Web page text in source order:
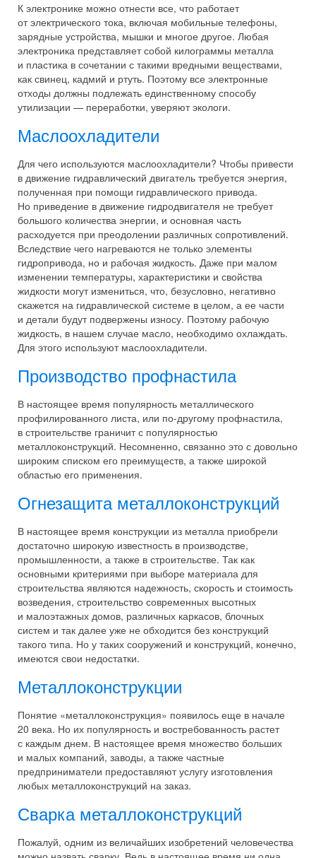
К электронике можно отнести все, что работает
от электрического тока, включая мобильные телефоны,
зарядные устройства, мышки и многое другое. Любая
электроника представляет собой килограммы металла
и пластика в сочетании с такими вредными веществами,
как свинец, кадмий и ртуть. Поэтому все электронные
отходы должны подлежать единственному способу
утилизации — переработки, уверяют экологи.
Маслоохладители
Для чего используются маслоохладители? Чтобы привести
в движение гидравлический двигатель требуется энергия,
полученная при помощи гидравлического привода.
Но приведение в движение гидродвигателя не требует
большого количества энергии, и основная часть
расходуется при преодолении различных сопротивлений.
Вследствие чего нагреваются не только элементы
гидропривода, но и рабочая жидкость. Даже при малом
изменении температуры, характеристики и свойства
жидкости могут измениться, что, безусловно, негативно
скажется на гидравлической системе в целом, а ее части
и детали будут подвержены износу. Поэтому рабочую
жидкость, в нашем случае масло, необходимо охлаждать.
Для этого используют маслоохладители.
Производство профнастила
В настоящее время популярность металлического
профилированного листа, или по-другому профнастила,
в строительстве граничит с популярностью
металлоконструкций. Несомненно, связанно это с довольно
широким списком его преимуществ, а также широкой
областью его применения.
Огнезащита металлоконструкций
В настоящее время конструкции из металла приобрели
достаточно широкую известность в производстве,
промышленности, а также в строительстве. Так как
основными критериями при выборе материала для
строительства являются надежность, скорость и стоимость
возведения, строительство современных высотных
и малоэтажных домов, различных каркасов, блочных
систем и так далее уже не обходится без конструкций
такого типа. Но у таких сооружений и конструкций, конечно,
имеются свои недостатки.
Металлоконструкции
Понятие «металлоконструкция» появилось еще в начале
20 века. Но их популярность и востребованность растет
с каждым днем. В настоящее время множество больших
и малых компаний, заводы, а также частные
предприниматели предоставляют услугу изготовления
любых металлоконструкций на заказ.
Сварка металлоконструкций
Пожалуй, одним из величайших изобретений человечества